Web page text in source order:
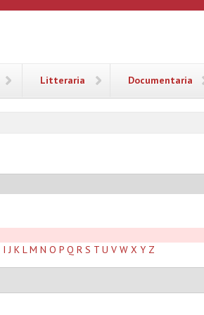
Litteraria Documentaria
I J K L M N O P Q R S T U V W X Y Z